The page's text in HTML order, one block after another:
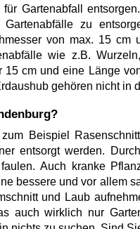
Gartenabfall
zu
von max. 15 cm
wie z.B.
cm und eine Länge
gehören nicht in
Beispiel
entsorgt werden.
Auch kranke
bessere und vor allem
und Laub
auch wirklich nur